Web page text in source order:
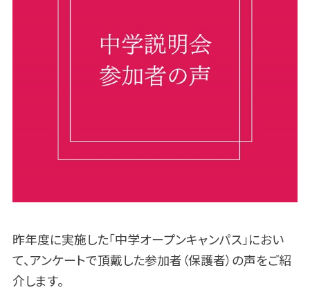
昨年度に実施した「中学オープンキャンパス」におい
て、アンケートで頂戴した参加者（保護者）の声をご紹
介します。